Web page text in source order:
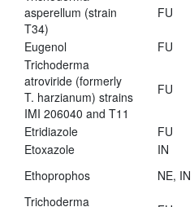
asperellum (strain
T34)
FU
Eugenol FU
Trichoderma
atroviride (formerly
T. harzianum) strains
IMI 206040 and T11
FU
Etridiazole FU
Etoxazole
IN
Ethoprophos
NE, IN
Trichoderma